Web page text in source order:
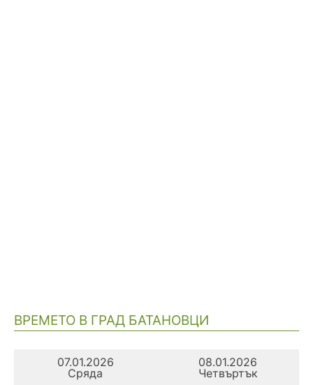
ВРЕМЕТО В ГРАД БАТАНОВЦИ
07.01.2026
Сряда
08.01.2026
Четвъртък